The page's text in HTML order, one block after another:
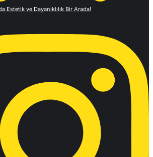
Estetik ve Dayanıklılık Bir Arada!